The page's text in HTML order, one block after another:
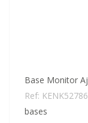
Base Monitor
Ref:
bases